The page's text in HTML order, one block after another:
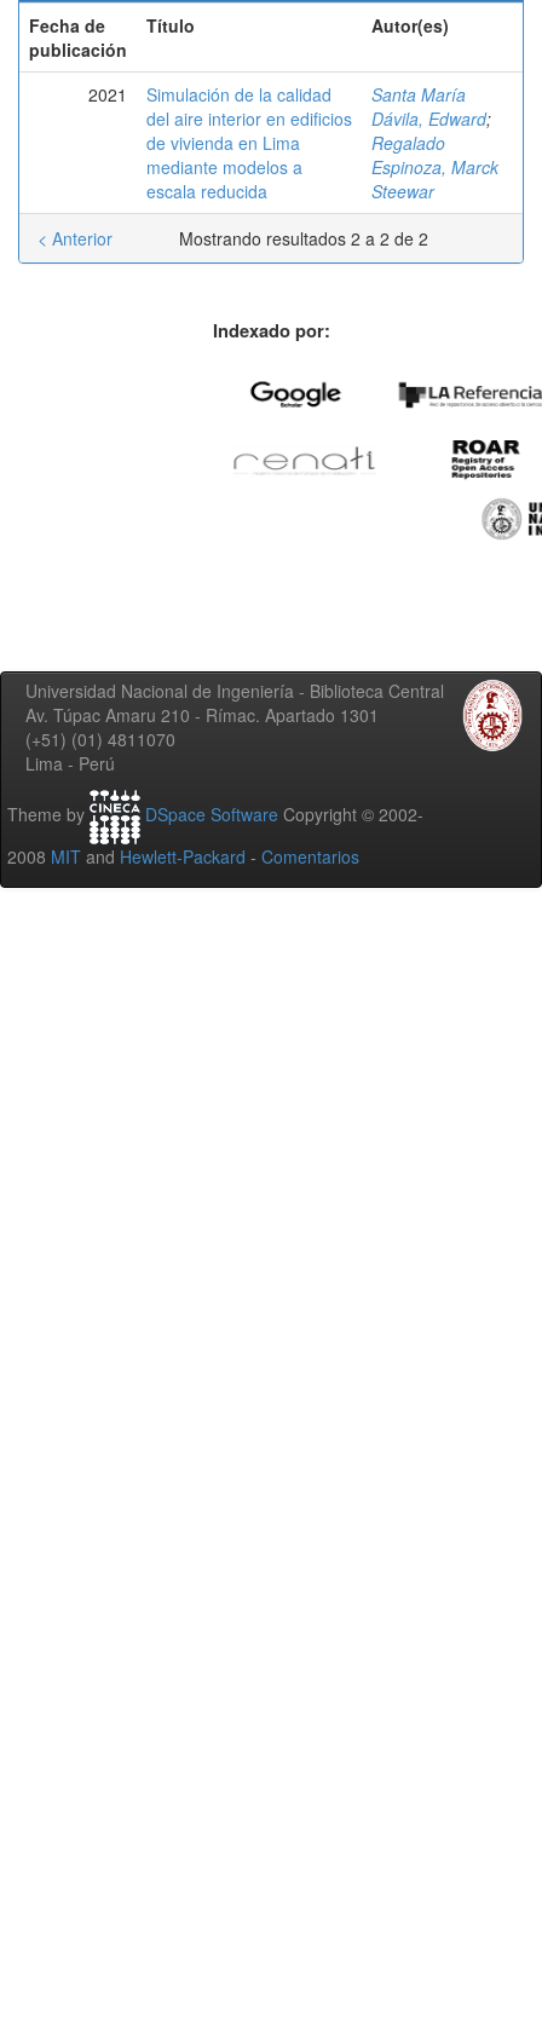
Fecha de
publicación
Título Autor(es)
2021
Simulación de la calidad
del aire interior en edificios
de vivienda en Lima
mediante modelos a
escala reducida
Santa María
Dávila, Edward;
Regalado
Espinoza, Marck
Steewar
Mostrando resultados 2 a 2 de 2
< Anterior
Indexado por:
Universidad Nacional de Ingeniería - Biblioteca Central
Av. Túpac Amaru 210 - Rímac. Apartado 1301
(+51) (01) 4811070
Lima - Perú
Theme by DSpace Software Copyright © 2002-
2008 MIT and Hewlett-Packard - Comentarios